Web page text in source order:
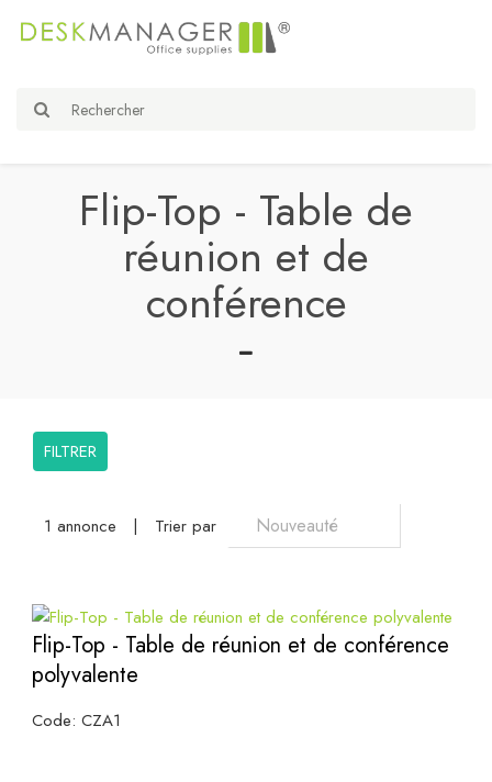
Flip-Top - Table de
réunion et de
conférence
FILTRER
1 annonce | Trier par
Flip-Top - Table de réunion et de conférence
polyvalente
Code: CZA1